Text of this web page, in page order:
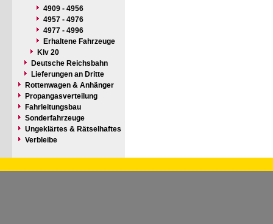
4909 - 4956
4957 - 4976
4977 - 4996
Erhaltene Fahrzeuge
Klv 20
Deutsche Reichsbahn
Lieferungen an Dritte
Rottenwagen & Anhänger
Propangasverteilung
Fahrleitungsbau
Sonderfahrzeuge
Ungeklärtes & Rätselhaftes
Verbleibe